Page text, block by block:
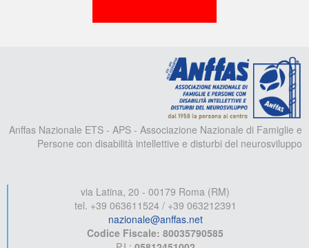
Anffas Nazionale ETS - APS - Associazione Nazionale di Famiglie e
Persone con disabilità intellettive e disturbi del neurosviluppo
via Latina, 20 - 00179 Roma (RM)
tel. +39 063611524 / +39 063212391
nazionale@anffas.net
Codice Fiscale: 80035790585